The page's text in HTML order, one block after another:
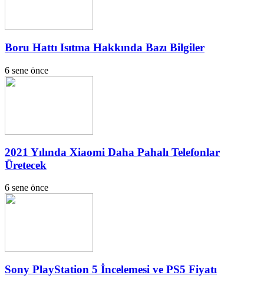
Boru Hattı Isıtma Hakkında Bazı Bilgiler
6 sene önce
2021 Yılında Xiaomi Daha Pahalı Telefonlar
Üretecek
6 sene önce
Sony PlayStation 5 İncelemesi ve PS5 Fiyatı